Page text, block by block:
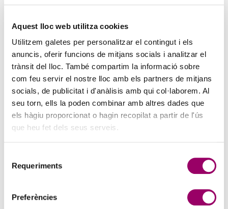
Aquest lloc web utilitza cookies
Utilitzem galetes per personalitzar el contingut i els
anuncis, oferir funcions de mitjans socials i analitzar el
trànsit del lloc. També compartim la informació sobre
com feu servir el nostre lloc amb els partners de mitjans
socials, de publicitat i d'anàlisis amb qui col·laborem. Al
seu torn, ells la poden combinar amb altres dades que
els hàgiu proporcionat o hagin recopilat a partir de l'ús
que heu fet dels seus serveis.
Requeriments
Preferències